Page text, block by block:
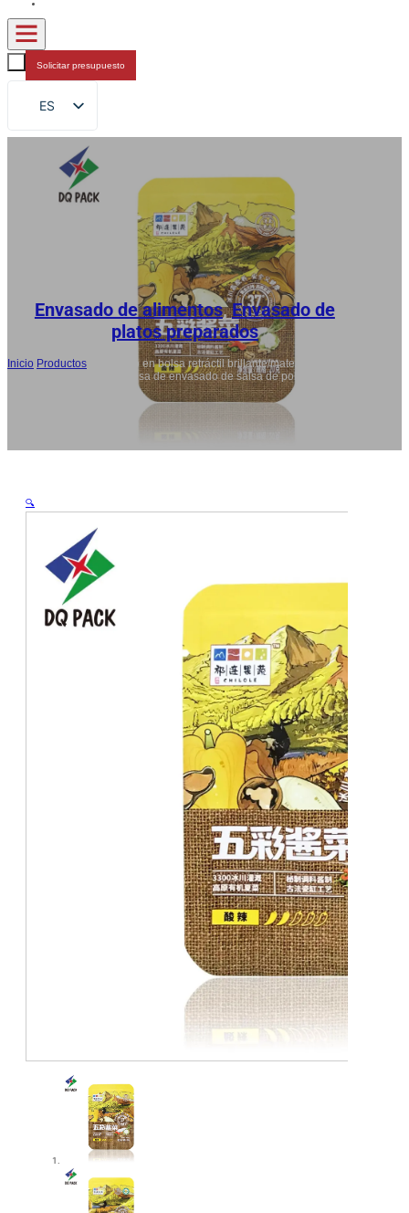
Solicitar presupuesto
ES
EN
Envasado de alimentos,Envasado de
platos preparados
Inicio Productos
Envasado en bolsa retráctil brillante/mate/UV
personalizado para empresa de envasado de salsa de pollo y ternera
🔍